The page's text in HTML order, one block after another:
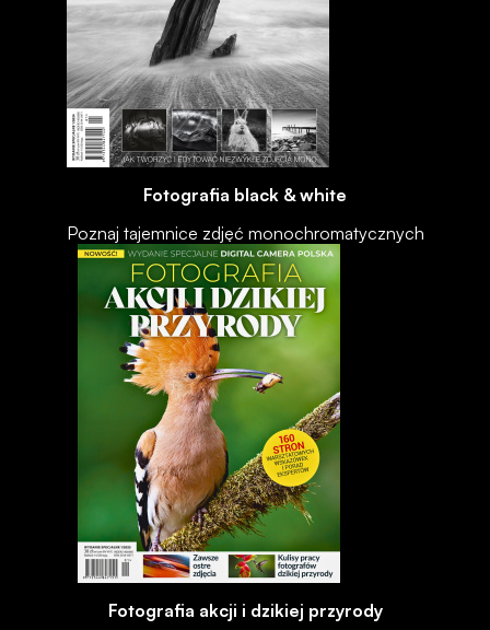
Fotografia black & white
Poznaj tajemnice zdjęć monochromatycznych
Fotografia akcji i dzikiej przyrody